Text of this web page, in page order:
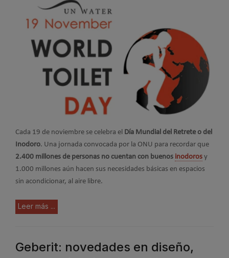
Cada 19 de noviembre se celebra el Día Mundial del Retrete o del
Inodoro. Una jornada convocada por la ONU para recordar que
2.400 millones de personas no cuentan con buenos inodoros y
1.000 millones aún hacen sus necesidades básicas en espacios
sin acondicionar, al aire libre.
Leer más ...
Geberit: novedades en diseño,